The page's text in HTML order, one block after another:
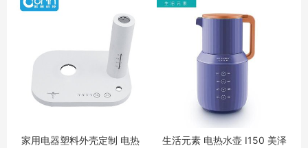
家用电器塑料外壳定制 电热 生活元素 电热水壶 I150 美泽